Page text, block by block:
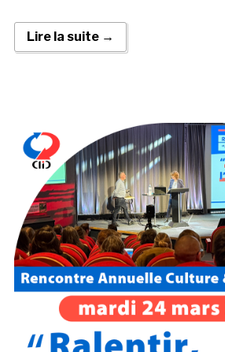
Lire la suite →